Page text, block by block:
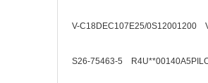
V-C18DEC107E25/0S12001200
S26-75463-5